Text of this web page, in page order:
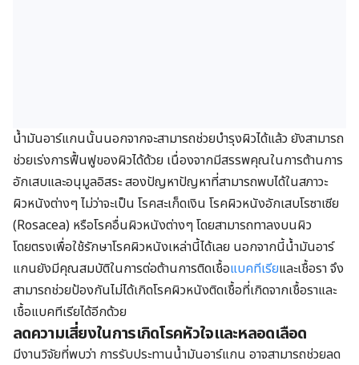
น้ำมันอาร์แกนนั้นนอกจากจะสามารถช่วยบำรุงผิวได้แล้ว ยังสามารถ
ช่วยเร่งการฟื้นฟูของผิวได้ด้วย เนื่องจากมีสรรพคุณในการต้านการ
อักเสบและอนุมูลอิสระ สองปัญหาปัญหาที่สามารถพบได้ในสภาวะ
ผิวหนังต่างๆ ไม่ว่าจะเป็น โรคสะเก็ดเงิน โรคผิวหนังอักเสบโรซาเซีย
(Rosacea) หรือโรคอื่นผิวหนังต่างๆ โดยสามารถทาลงบนผิว
โดยตรงเพื่อใช้รักษาโรคผิวหนังเหล่านี้ได้เลย นอกจากนี้น้ำมันอาร์
แกนยังมีคุณสมบัติในการต่อต้านการติดเชื้อแบคทีเรียและเชื้อรา จึง
สามารถช่วยป้องกันไม่ได้เกิดโรคผิวหนังติดเชื้อที่เกิดจากเชื้อราและ
เชื้อแบคทีเรียได้อีกด้วย
ลดความเสี่ยงในการเกิดโรคหัวใจและหลอดเลือด
มีงานวิจัยที่พบว่า การรับประทานน้ำมันอาร์แกน อาจสามารถช่วยลด